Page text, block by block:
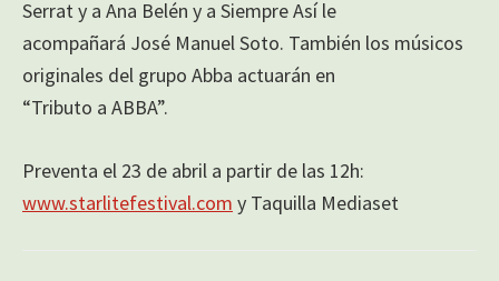
Serrat y a Ana Belén y a Siempre Así le
acompañará José Manuel Soto. También los músicos
originales del grupo Abba actuarán en
“Tributo a ABBA”.
Preventa el 23 de abril a partir de las 12h:
www.starlitefestival.com y Taquilla Mediaset